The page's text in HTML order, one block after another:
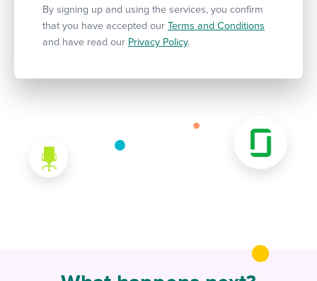
By signing up and using the services, you confirm
that you have accepted our Terms and Conditions
and have read our Privacy Policy.